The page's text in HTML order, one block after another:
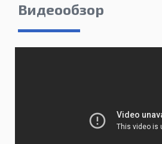
Видеообзор